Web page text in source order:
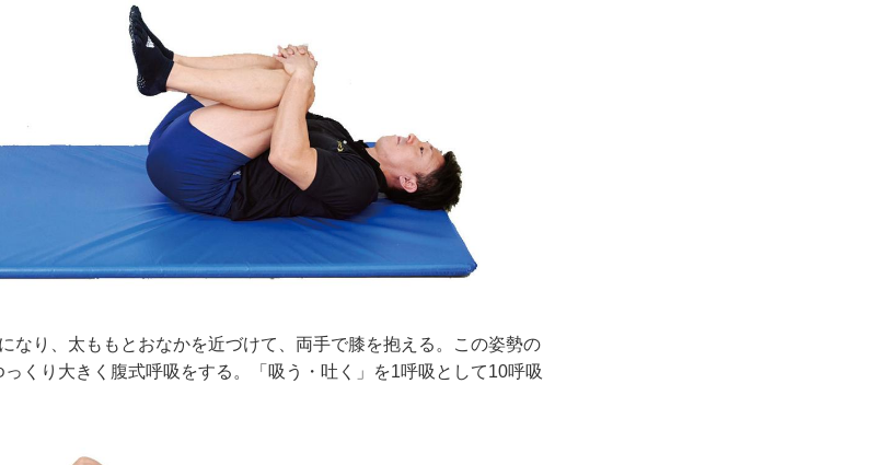
なり、太ももとおなかを近づけて、両手で膝を抱える。この姿勢の
くり大きく腹式呼吸をする。「吸う・吐く」を1呼吸として10呼吸